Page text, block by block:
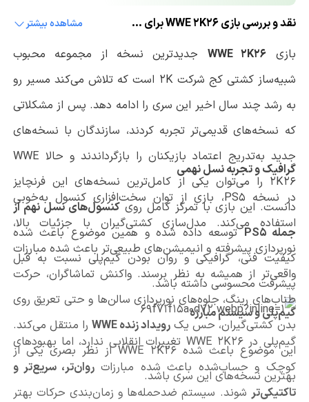
نقد و بررسی بازی WWE 2K26 برای PS5
مشاهده بیشتر
بازیWWE 2K26 جدیدترین نسخه از مجموعه محبوب
شبیه‌ساز کشتی کج شرکت 2K است که تلاش می‌کند مسیر رو
به رشد چند سال اخیر این سری را ادامه دهد. پس از مشکلاتی
که نسخه‌های قدیمی‌تر تجربه کردند، سازندگان با نسخه‌های
جدید به‌تدریج اعتماد بازیکنان را بازگرداندند و حالا WWE
2K26 را می‌توان یکی از کامل‌ترین نسخه‌های این فرنچایز
دانست. این بازی با تمرکز کامل رویکنسول‌های نسل نهم از
جمله PS5
توسعه داده شده و همین موضوع باعث شده
کیفیت فنی، گرافیکی و روان بودن گیم‌پلی نسبت به قبل
پیشرفت محسوسی داشته باشد.
گرافیک و تجربه نسل نهمی
در نسخه PS5، بازی از توان سخت‌افزاری کنسول به‌خوبی
استفاده می‌کند. مدل‌سازی کشتی‌گیران با جزئیات بالا،
نورپردازی پیشرفته و انیمیشن‌های طبیعی‌تر باعث شده مبارزات
واقعی‌تر از همیشه به نظر برسند. واکنش تماشاگران، حرکت
طناب‌های رینگ، جلوه‌های نورپردازی سالن‌ها و حتی تعریق روی
بدن کشتی‌گیران، حس یکرویداد زنده WWE
را منتقل می‌کند.
این موضوع باعث شده WWE 2K26 از نظر بصری یکی از
بهترین نسخه‌های این سری باشد.
گیم‌پلی و سیستم مبارزه
گیم‌پلی در WWE 2K26 تغییرات انقلابی ندارد، اما بهبودهای
کوچک و حساب‌شده باعث شده مبارزاتروان‌تر، سریع‌تر و
تاکتیکی‌تر شوند. سیستم ضدحمله‌ها و زمان‌بندی حرکات بهتر